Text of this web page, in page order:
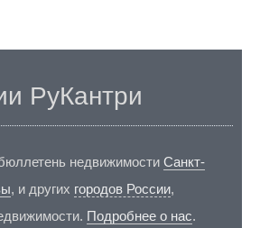
РуКантри
недвижимости Санкт-
, и других городов России,
Подробнее о нас.